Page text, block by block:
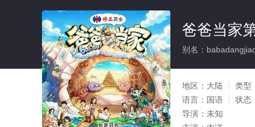
爸爸当家
别名：
地区： 大陆 类型
语言： 国语 状态
导演： 未知